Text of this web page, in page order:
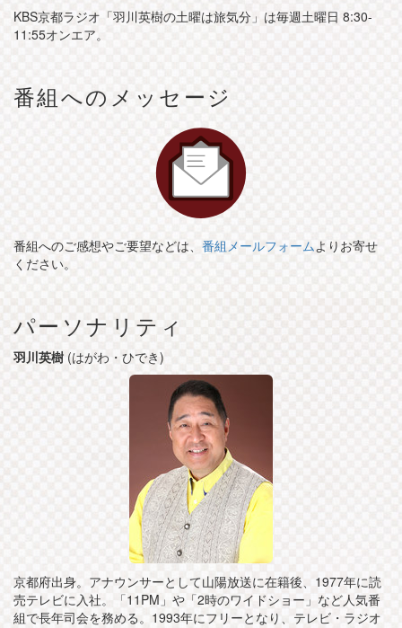
KBS京都ラジオ「羽川英樹の土曜は旅気分」は毎週土曜日 8:30-
11:55オンエア。
番組へのメッセージ
番組へのご感想やご要望などは、 番組メールフォームよりお寄せ
ください。
パーソナリティ
羽川英樹(はがわ・ひでき)
京都府出身。アナウンサーとして山陽放送に在籍後、1977年に読
売テレビに入社。「11PM」や「2時のワイドショー」など人気番
組で長年司会を務める。1993年にフリーとなり、テレビ・ラジオ